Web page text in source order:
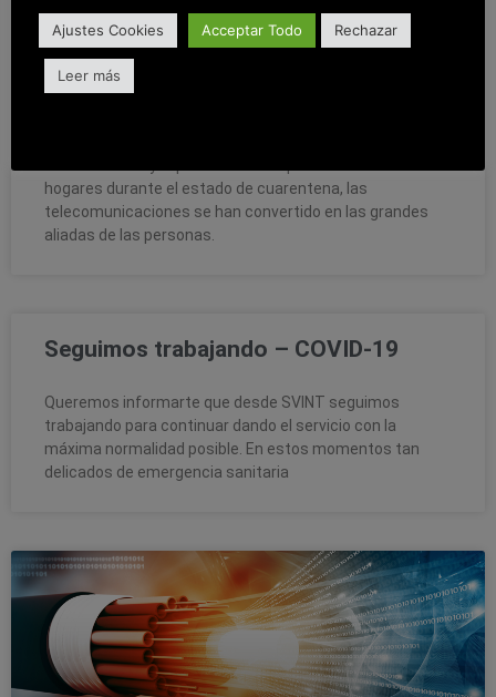
Coronavirus COVID-19: Las
telecomunicaciones ayudan a la
población confinada.
hogares durante el estado de cuarentena, las
telecomunicaciones se han convertido en las grandes
aliadas de las personas.
Seguimos trabajando – COVID-19
Queremos informarte que desde SVINT seguimos
trabajando para continuar dando el servicio con la
máxima normalidad posible. En estos momentos tan
delicados de emergencia sanitaria
Ajustes Cookies Acceptar Todo Rechazar
Leer más